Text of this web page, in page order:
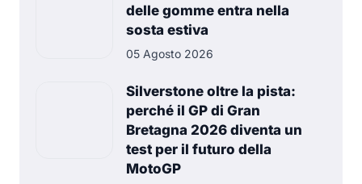
delle gomme entra nella
sosta estiva
05 Agosto 2026
Silverstone oltre la pista:
perché il GP di Gran
Bretagna 2026 diventa un
test per il futuro della
MotoGP